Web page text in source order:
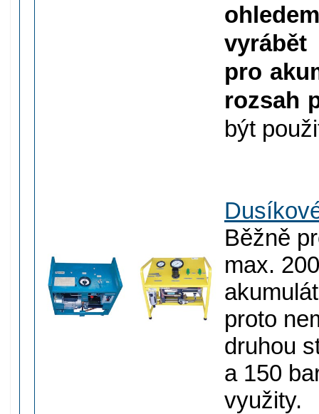
vyrábět
pro
rozsah
být
Běžně
max.
proto
druhou
a 150
využity.